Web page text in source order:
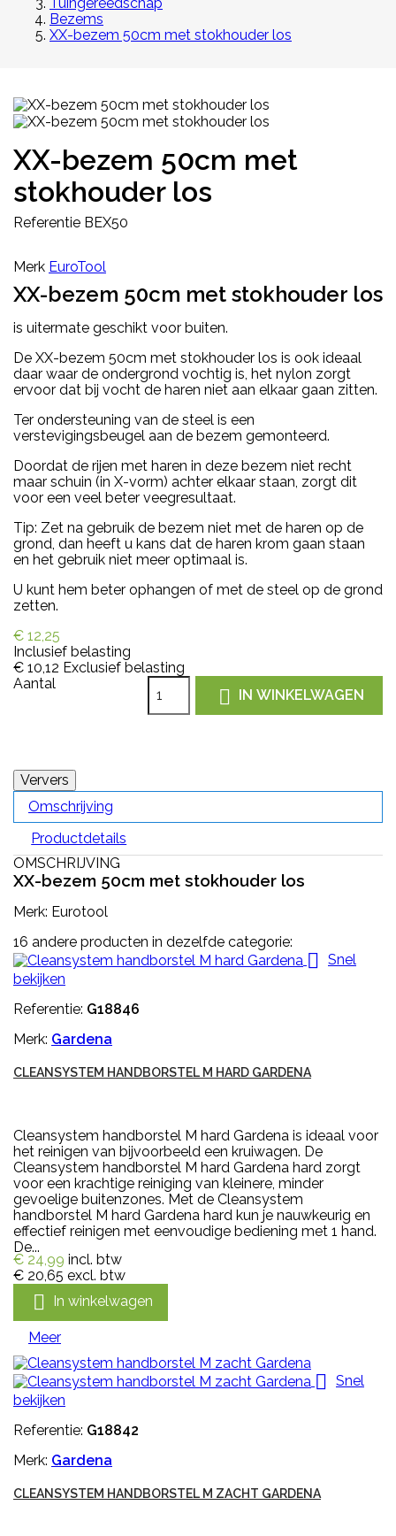
Bezems
XX-bezem 50cm met stokhouder los
XX-bezem 50cm met
stokhouder los
Referentie BEX50
Merk EuroTool
XX-bezem 50cm met stokhouder los
is uitermate geschikt voor buiten.
De XX-bezem 50cm met stokhouder los is ook ideaal
daar waar de ondergrond vochtig is, het nylon zorgt
ervoor dat bij vocht de haren niet aan elkaar gaan zitten.
Ter ondersteuning van de steel is een
verstevigingsbeugel aan de bezem gemonteerd.
Doordat de rijen met haren in deze bezem niet recht
maar schuin (in X-vorm) achter elkaar staan, zorgt dit
voor een veel beter veegresultaat.
Tip: Zet na gebruik de bezem niet met de haren op de
grond, dan heeft u kans dat de haren krom gaan staan
en het gebruik niet meer optimaal is.
U kunt hem beter ophangen of met de steel op de grond
zetten.
€ 12,25
Inclusief belasting
€ 10,12 Exclusief belasting
Aantal
 IN WINKELWAGEN
Omschrijving
Productdetails
OMSCHRIJVING
XX-bezem 50cm met stokhouder los
Merk: Eurotool
16 andere producten in dezelfde categorie:
 Snel
bekijken
Referentie: G18846
Merk: Gardena
CLEANSYSTEM HANDBORSTEL M HARD GARDENA
Cleansystem handborstel M hard Gardena is ideaal voor
het reinigen van bijvoorbeeld een kruiwagen. De
Cleansystem handborstel M hard Gardena hard zorgt
voor een krachtige reiniging van kleinere, minder
gevoelige buitenzones. Met de Cleansystem
handborstel M hard Gardena hard kun je nauwkeurig en
effectief reinigen met eenvoudige bediening met 1 hand.
De...
€ 24,99 incl. btw
€ 20,65 excl. btw
 In winkelwagen
Meer
 Snel
bekijken
Referentie: G18842
Merk: Gardena
CLEANSYSTEM HANDBORSTEL M ZACHT GARDENA